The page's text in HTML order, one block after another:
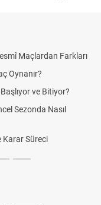
Maçlardan Farkları
Oynanır?
ve Bitiyor?
Sezonda Nasıl
Karar Süreci